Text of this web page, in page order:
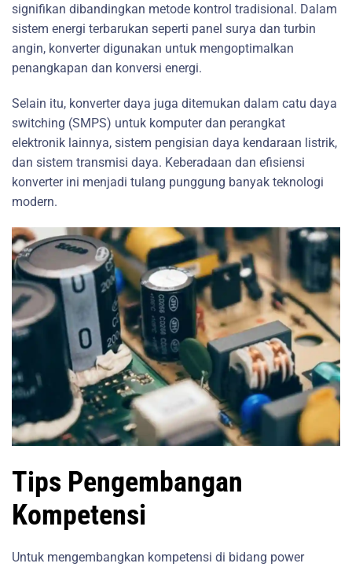
signifikan dibandingkan metode kontrol tradisional. Dalam
sistem energi terbarukan seperti panel surya dan turbin
angin, konverter digunakan untuk mengoptimalkan
penangkapan dan konversi energi.
Selain itu, konverter daya juga ditemukan dalam catu daya
switching (SMPS) untuk komputer dan perangkat
elektronik lainnya, sistem pengisian daya kendaraan listrik,
dan sistem transmisi daya. Keberadaan dan efisiensi
konverter ini menjadi tulang punggung banyak teknologi
modern.
Tips Pengembangan
Kompetensi
Untuk mengembangkan kompetensi di bidang power